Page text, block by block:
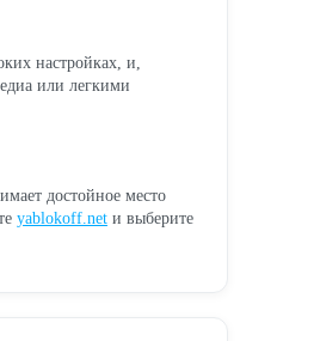
настройках, и,
или легкими
достойное место
yablokoff.net и выберите